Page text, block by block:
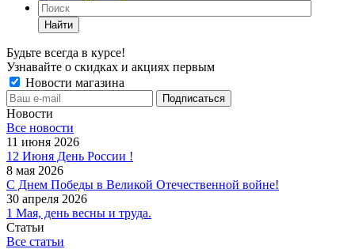
Найти
Будьте всегда в курсе!
Узнавайте о скидках и акциях первым
Новости магазина
Новости
Все новости
11 июня 2026
12 Июня День России !
8 мая 2026
С Днем Победы в Великой Отечественной войне!
30 апреля 2026
1 Мая, день весны и труда.
Статьи
Все статьи